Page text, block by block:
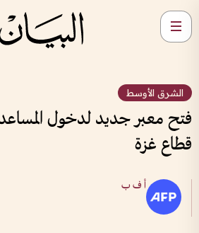
الشرق الأوسط
فتح معبر جديد لدخول
قطاع غزة
أ ف ب